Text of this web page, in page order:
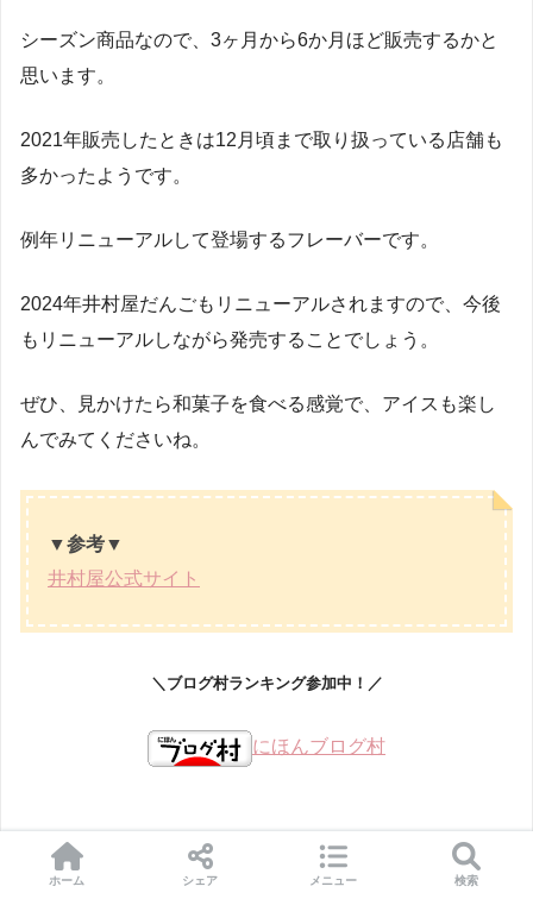
シーズン商品なので、3ヶ月から6か月ほど販売するかと
思います。
2021年販売したときは12月頃まで取り扱っている店舗も
多かったようです。
例年リニューアルして登場するフレーバーです。
2024年井村屋だんごもリニューアルされますので、今後
もリニューアルしながら発売することでしょう。
ぜひ、見かけたら和菓子を食べる感覚で、アイスも楽し
んでみてくださいね。
▼参考▼
井村屋公式サイト
＼ブログ村ランキング参加中！／
にほんブログ村
ホーム シェア メニュー 検索